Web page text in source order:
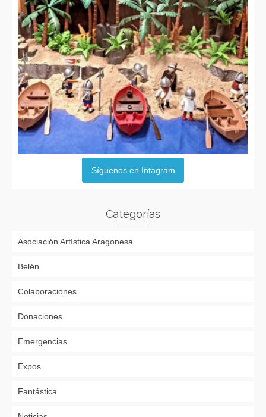
Síguenos en Intagram
Categorías
Asociación Artística Aragonesa
Belén
Colaboraciones
Donaciones
Emergencias
Expos
Fantástica